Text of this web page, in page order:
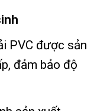
PVC được sản
đảm bảo độ